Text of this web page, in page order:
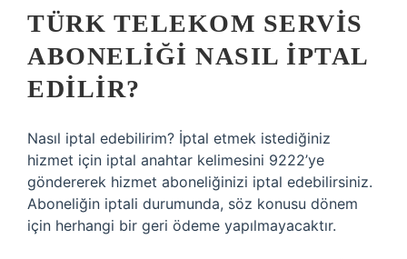
TÜRK TELEKOM SERVIS
ABONELIĞI NASIL IPTAL
EDILIR?
Nasıl iptal edebilirim? İptal etmek istediğiniz
hizmet için iptal anahtar kelimesini 9222’ye
göndererek hizmet aboneliğinizi iptal edebilirsiniz.
Aboneliğin iptali durumunda, söz konusu dönem
için herhangi bir geri ödeme yapılmayacaktır.